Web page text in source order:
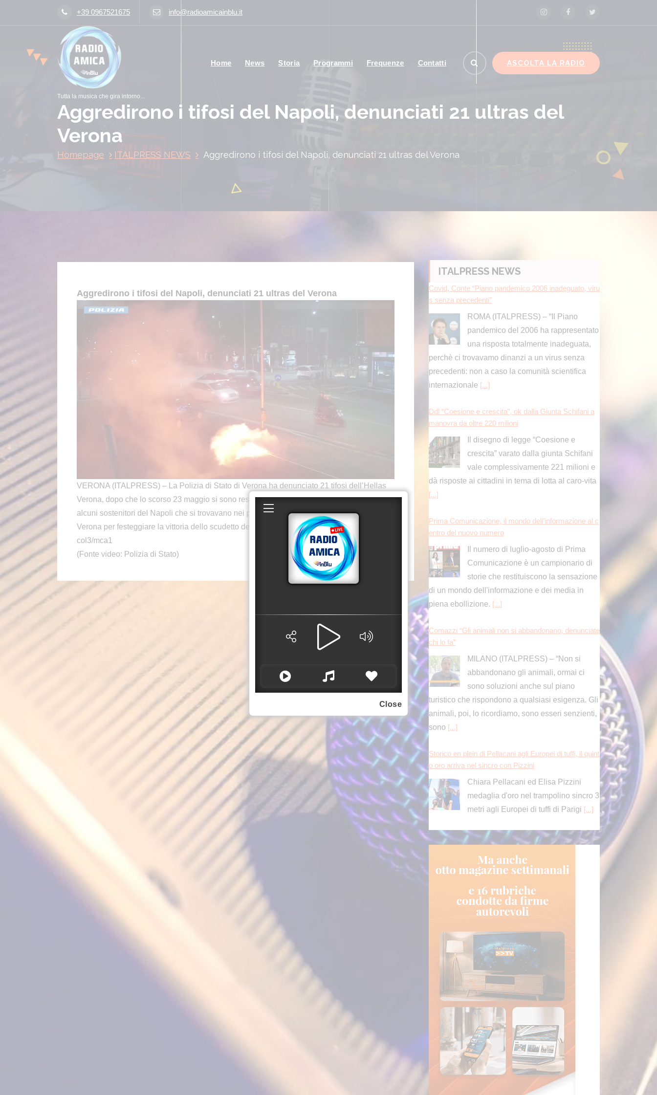
+39 0967521675 info@radioamicainblu.it
Tutta la musica che gira intorno...
Home News Storia Programmi Frequenze Contatti ASCOLTA LA RADIO
Aggredirono i tifosi del Napoli, denunciati 21 ultras del
Verona
Homepage ITALPRESS NEWS Aggredirono i tifosi del Napoli, denunciati 21 ultras del Verona
Aggredirono i tifosi del Napoli, denunciati 21 ultras del Verona
VERONA (ITALPRESS) – La Polizia di Stato di Verona ha denunciato 21 tifosi dell’Hellas
Verona, dopo che lo scorso 23 maggio si sono resi autori di un’aggressione ai danni di
alcuni sostenitori del Napoli che si trovavano nei pressi di un ristorante sito nella zona Zai di
Verona per festeggiare la vittoria dello scudetto del club azzurro.
col3/mca1
(Fonte video: Polizia di Stato)
ITALPRESS NEWS
s senza precedenti”
ROMA (ITALPRESS) – “Il Piano
pandemico del 2006 ha rappresentato
una risposta totalmente inadeguata,
perchè ci trovavamo dinanzi a un virus senza
precedenti: non a caso la comunità scientifica
internazionale[...]
Ddl “Coesione e crescita”, ok dalla Giunta Schifani a
Il disegno di legge “Coesione e
crescita” varato dalla giunta Schifani
vale complessivamente 221 milioni e
dà risposte ai cittadini in tema di lotta al caro-vita
[...]
Prima Comunicazione, il mondo dell’informazione al c
Il numero di luglio-agosto di Prima
Comunicazione è un campionario di
storie che restituiscono la sensazione
di un mondo dell'informazione e dei media in
piena ebollizione.[...]
Comazzi “Gli animali non si abbandonano, denunciate
MILANO (ITALPRESS) – “Non si
sono soluzioni anche sul piano
turistico che rispondono a qualsiasi esigenza. Gli
animali, poi, lo ricordiamo, sono esseri senzienti,
sono[...]
Storico en plein di Pellacani agli Europei di tuffi, il quint
Chiara Pellacani ed Elisa Pizzini
medaglia d'oro nel trampolino sincro 3
metri agli Europei di tuffi di Parigi
Close